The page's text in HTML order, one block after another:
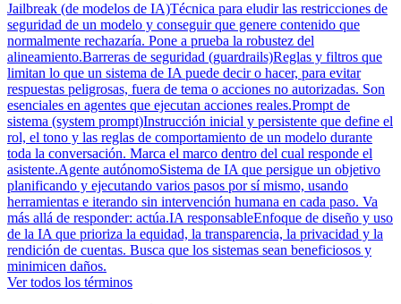
Jailbreak (de modelos de IA)Técnica para eludir las restricciones de
seguridad de un modelo y conseguir que genere contenido que
normalmente rechazaría. Pone a prueba la robustez del
alineamiento.Barreras de seguridad (guardrails)Reglas y filtros que
limitan lo que un sistema de IA puede decir o hacer, para evitar
respuestas peligrosas, fuera de tema o acciones no autorizadas. Son
esenciales en agentes que ejecutan acciones reales.Prompt de
sistema (system prompt)Instrucción inicial y persistente que define el
rol, el tono y las reglas de comportamiento de un modelo durante
toda la conversación. Marca el marco dentro del cual responde el
asistente.Agente autónomoSistema de IA que persigue un objetivo
planificando y ejecutando varios pasos por sí mismo, usando
herramientas e iterando sin intervención humana en cada paso. Va
más allá de responder: actúa.IA responsableEnfoque de diseño y uso
de la IA que prioriza la equidad, la transparencia, la privacidad y la
rendición de cuentas. Busca que los sistemas sean beneficiosos y
minimicen daños.
Ver todos los términos